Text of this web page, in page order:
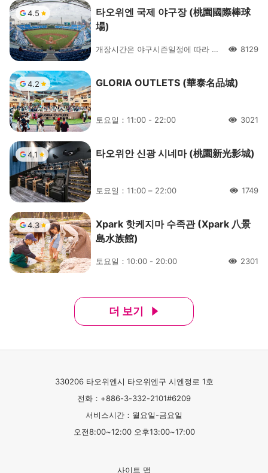
4.5
타오위엔 국제 야구장 (桃園國際棒球
場)
개장시간은 야구시즌일정에 따라 결정됩니다. 人氣8129
4.2 GLORIA OUTLETS (華泰名品城)
토요일：11:00 - 22:00 人氣3021
4.1 타오위안 신광 시네마 (桃園新光影城)
토요일：11:00 – 22:00 人氣1749
4.3
Xpark 핫케지마 수족관 (Xpark 八景
島水族館)
토요일：10:00 - 20:00 人氣2301
더 보기
330206 타오위엔시 타오위엔구 시엔정로 1호
전화：+886-3-332-2101#6209
서비스시간：월요일-금요일
오전8:00~12:00 오후13:00~17:00
사이트 맵